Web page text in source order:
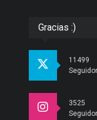
Gracias :)
11499
3525